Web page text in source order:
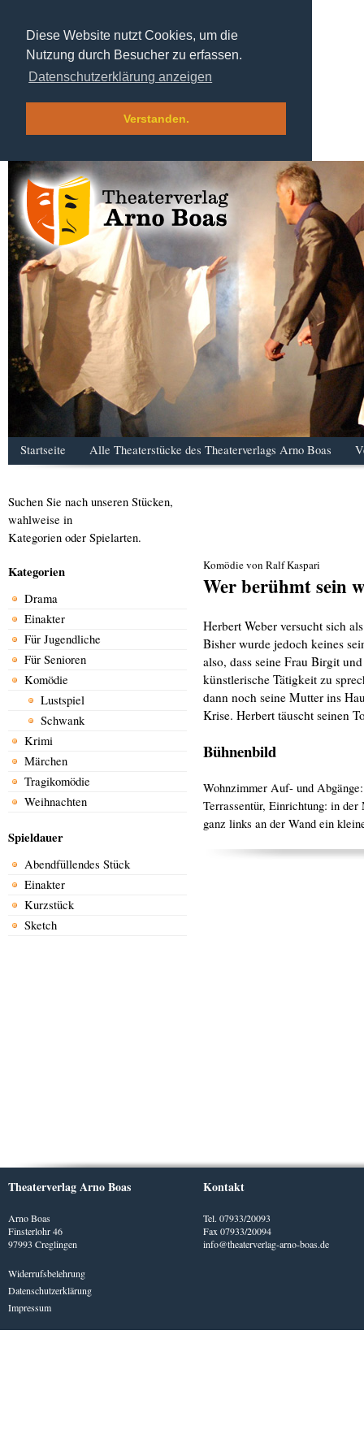
Diese Website nutzt Cookies, um die
Nutzung durch Besucher zu erfassen.
Datenschutzerklärung anzeigen
Verstanden.
Startseite Alle Theaterstücke des Theaterverlags Arno Boas
Suchen Sie nach unseren Stücken,
wahlweise in
Kategorien oder Spielarten.
Kategorien
Drama
Einakter
Für Jugendliche
Für Senioren
Komödie
Lustspiel
Schwank
Krimi
Märchen
Tragikomödie
Weihnachten
Spieldauer
Abendfüllendes Stück
Einakter
Kurzstück
Sketch
Komödie von Ralf Kaspari
Wer berühmt sein
Herbert Weber versucht sich
Bisher wurde jedoch keines
also, dass seine Frau Birgit
künstlerische Tätigkeit zu
dann noch seine Mutter ins
Krise. Herbert täuscht seinen
Bühnenbild
Wohnzimmer Auf- und
Terrassentür, Einrichtung: in
ganz links an der Wand ein
Theaterverlag Arno Boas
Arno Boas
Finsterlohr 46
97993 Creglingen
Widerrufsbelehrung
Datenschutzerklärung
Impressum
Kontakt
Tel. 07933/20093
Fax 07933/20094
info@theaterverlag-arno-boas.de